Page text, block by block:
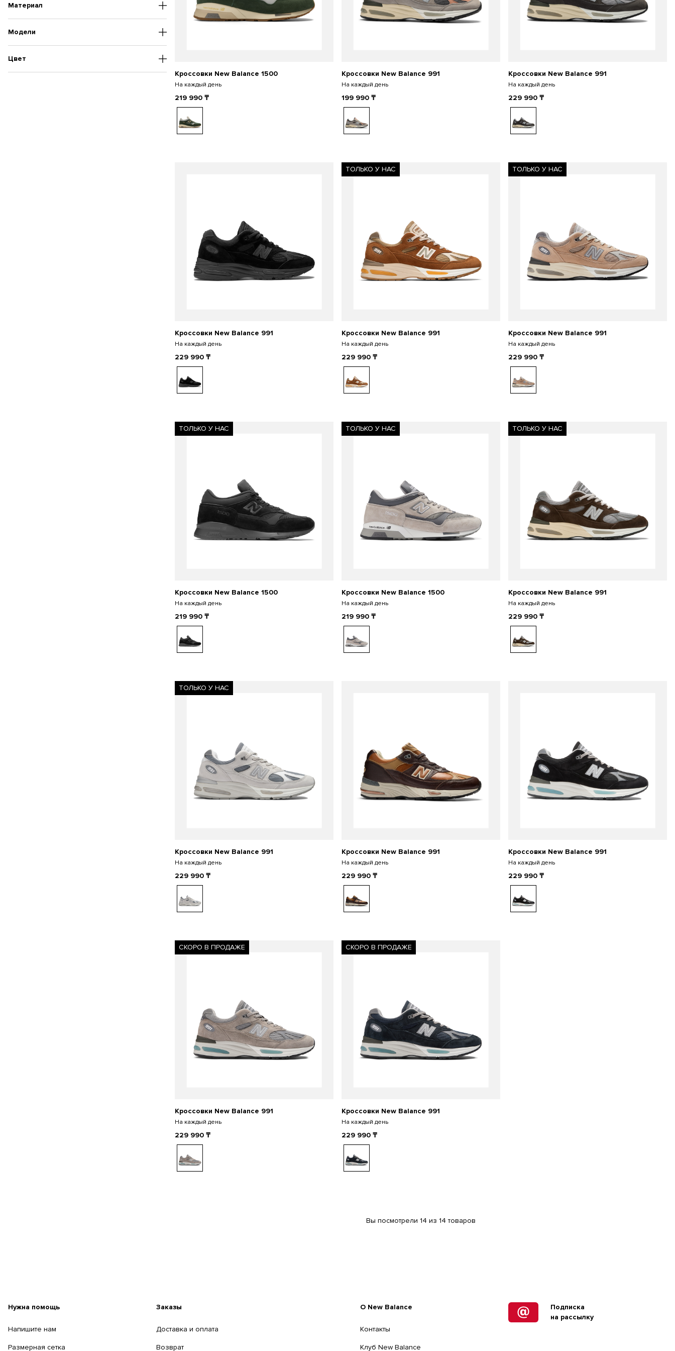
Материал
Модели
Цвет
Кроссовки New Balance 1500
На каждый день
219 990 ₸
Кроссовки New Balance 991
На каждый день
199 990₸
Кроссовки New Balance 991
На каждый день
229 990₸
Кроссовки New Balance 991
На каждый день
229 990 ₸
ТОЛЬКО У НАС
Кроссовки New Balance 991
На каждый день
229 990₸
ТОЛЬКО У НАС
Кроссовки New Balance 991
На каждый день
229 990₸
ТОЛЬКО У НАС
Кроссовки New Balance 1500
На каждый день
219 990 ₸
ТОЛЬКО У НАС
Кроссовки New Balance 1500
На каждый день
219 990₸
ТОЛЬКО У НАС
Кроссовки New Balance 991
На каждый день
229 990₸
ТОЛЬКО У НАС
Кроссовки New Balance 991
На каждый день
229 990 ₸
Кроссовки New Balance 991
На каждый день
229 990₸
Кроссовки New Balance 991
На каждый день
229 990₸
СКОРО В ПРОДАЖЕ
Кроссовки New Balance 991
На каждый день
229 990 ₸
СКОРО В ПРОДАЖЕ
Кроссовки New Balance 991
На каждый день
229 990₸
Вы посмотрели 14 из 14 товаров
Нужна помощь
Напишите нам
Размерная сетка
Заказы
Доставка и оплата
Возврат
O New Balance
Контакты
Клуб New Balance
Подписка
на рассылку